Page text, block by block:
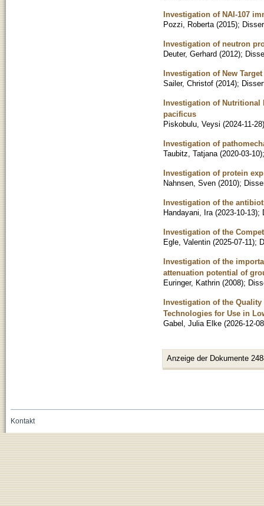
Investigation of NAI-107
Pozzi, Roberta (2015);
Investigation of neutron
Deuter, Gerhard (2012);
Investigation of New
Sailer, Christof (2014);
Investigation of Nutritional
pacificus
Piskobulu, Veysi (2024-11-28)
Investigation of
Taubitz, Tatjana (2020-03-10)
Investigation of protein
Nahnsen, Sven (2010);
Investigation of the
Handayani, Ira (2023-10-13);
Investigation of the
Egle, Valentin (2025-07-11);
Investigation of the
attenuation potential of
Euringer, Kathrin (2008);
Investigation of the
Technologies for Use in
Gabel, Julia Elke (2026-12-08
Anzeige der Dokumente
Kontakt